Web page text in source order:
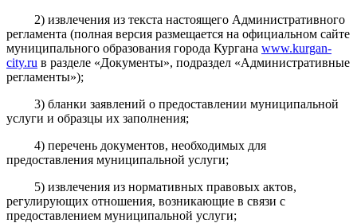
2) извлечения из текста настоящего Административного
регламента (полная версия размещается на официальном сайте
муниципального образования города Кургана www.kurgan-
city.ru в разделе «Документы», подраздел «Административные
регламенты»);
3) бланки заявлений о предоставлении муниципальной
услуги и образцы их заполнения;
4) перечень документов, необходимых для
предоставления муниципальной услуги;
5) извлечения из нормативных правовых актов,
регулирующих отношения, возникающие в связи с
предоставлением муниципальной услуги;